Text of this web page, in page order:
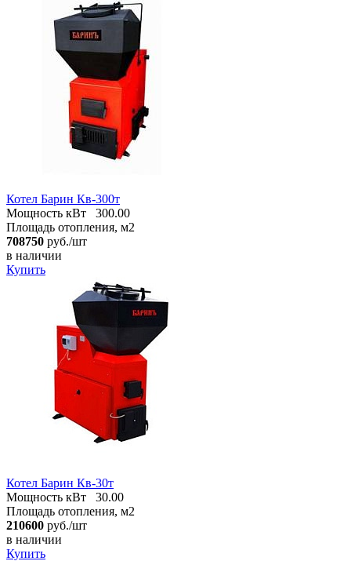
Котел Барин Кв-300т
Мощность кВт
300.00
Площадь отопления, м2
708750 руб./шт
в наличии
Купить
Котел Барин Кв-30т
Мощность кВт
30.00
Площадь отопления, м2
210600 руб./шт
в наличии
Купить